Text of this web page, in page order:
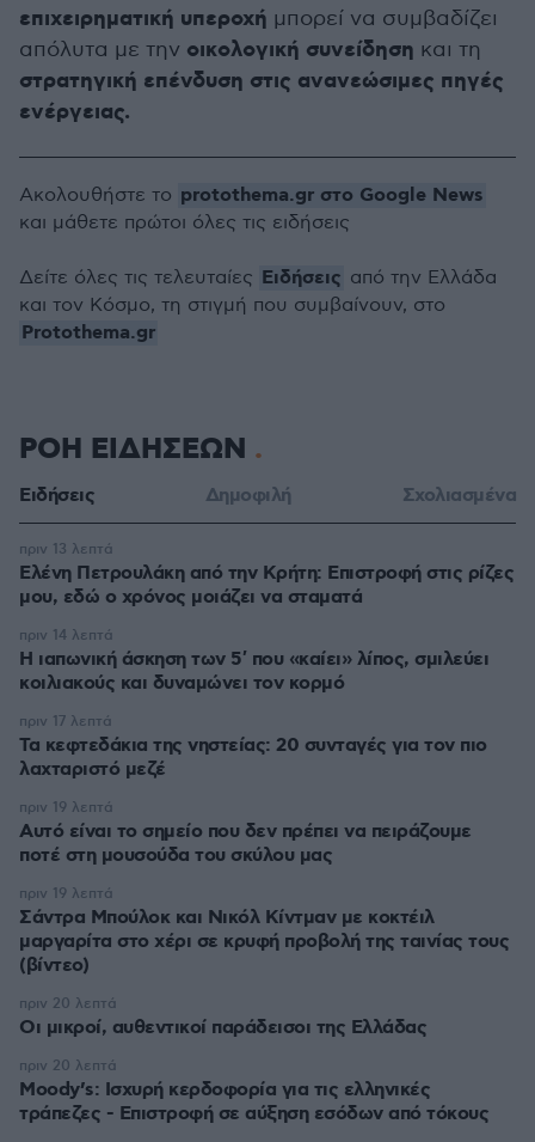
επιχειρηματική υπεροχή μπορεί να συμβαδίζει
απόλυτα με την οικολογική συνείδηση και τη
στρατηγική επένδυση στις ανανεώσιμες πηγές
ενέργειας.
Ακολουθήστε το protothema.gr στο Google News
και μάθετε πρώτοι όλες τις ειδήσεις
Δείτε όλες τις τελευταίες Ειδήσεις από την Ελλάδα
και τον Κόσμο, τη στιγμή που συμβαίνουν, στο
Protothema.gr
ΡΟΗ ΕΙΔΗΣΕΩΝ
Ειδήσεις Δημοφιλή Σχολιασμένα
Ελένη Πετρουλάκη από την Κρήτη: Επιστροφή στις ρίζες
μου, εδώ ο χρόνος μοιάζει να σταματά
πριν 13 λεπτά
Η ιαπωνική άσκηση των 5′ που «καίει» λίπος, σμιλεύει
κοιλιακούς και δυναμώνει τον κορμό
πριν 14 λεπτά
Τα κεφτεδάκια της νηστείας: 20 συνταγές για τον πιο
λαχταριστό μεζέ
πριν 17 λεπτά
Αυτό είναι το σημείο που δεν πρέπει να πειράζουμε
ποτέ στη μουσούδα του σκύλου μας
πριν 19 λεπτά
Σάντρα Μπούλοκ και Νικόλ Κίντμαν με κοκτέιλ
μαργαρίτα στο χέρι σε κρυφή προβολή της ταινίας τους
(βίντεο)
πριν 19 λεπτά
Οι μικροί, αυθεντικοί παράδεισοι της Ελλάδας
πριν 20 λεπτά
Moody’s: Ισχυρή κερδοφορία για τις ελληνικές
τράπεζες - Επιστροφή σε αύξηση εσόδων από τόκους
πριν 20 λεπτά